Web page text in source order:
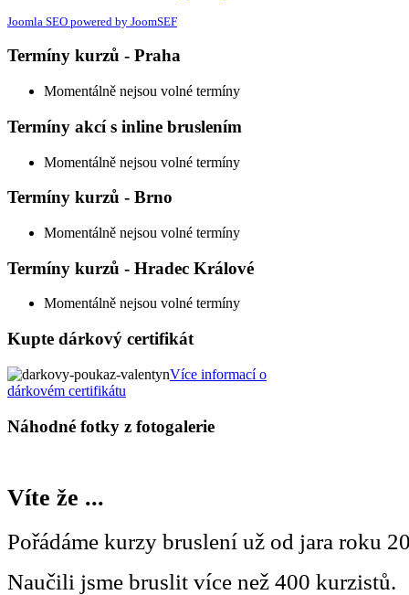
Joomla SEO powered by JoomSEF
Termíny kurzů - Praha
Momentálně nejsou volné termíny
Termíny akcí s inline bruslením
Momentálně nejsou volné termíny
Termíny kurzů - Brno
Momentálně nejsou volné termíny
Termíny kurzů - Hradec Králové
Momentálně nejsou volné termíny
Kupte dárkový certifikát
Více informací o
dárkovém certifikátu
Náhodné fotky z fotogalerie
Víte že ...
Pořádáme kurzy bruslení už od jara roku
Naučili jsme bruslit více než 400 kurzistů.